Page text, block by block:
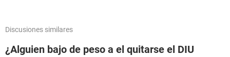
Discusiones similares
¿Alguien bajo de peso a el quitarse el DIU